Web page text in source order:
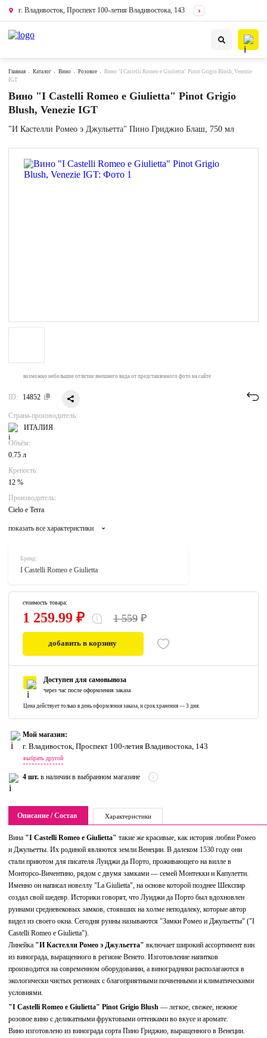
г. Владивосток, Проспект 100-летия Владивостока, 143
Главная Каталог Вино Розовое
Вино "I Castelli Romeo e Giulietta" Pinot Grigio Blush, Venezie
IGT
Вино "I Castelli Romeo e Giulietta" Pinot Grigio
Blush, Venezie IGT
"И Кастелли Ромео э Джульетта" Пино Гриджио Блаш, 750 мл
возможно небольшие отличие внешнего вида от представленного фото на сайте
ID: 14852
Страна-производитель:
ИТАЛИЯ
Объём:
0.75 л
Крепость:
12 %
Производитель:
Cielo e Terra
показать все характеристики
Бренд:
I Castelli Romeo e Giulietta
стоимость товара:
1 259.99 ₽ 1 559 ₽
добавить в корзину
0
Доступен для самовывоза
через час после оформления заказа
Цена действует только в день оформления заказа, и срок хранения — 3 дня.
Мой магазин:
г. Владивосток, Проспект 100-летия Владивостока, 143
выбрать другой
4 шт. в наличии в выбранном магазине
Описание / Состав Характеристики
Вина "I Castelli Romeo e Giulietta" такие же красивые, как история любви Ромео
и Джульетты. Их родиной являются земли Венеции. В далеком 1530 году они
стали приютом для писателя Луиджи да Порто, проживающего на вилле в
Монторсо-Вичентино, рядом с двумя замками — семей Монтекки и Капулетти.
Именно он написал новеллу "La Giulietta", на основе которой позднее Шекспир
создал свой шедевр. Историки говорят, что Луиджи да Порто был вдохновлен
руинами средневековых замков, стоявших на холме неподалеку, которые автор
видел из своего окна. Сегодня руины называются "Замки Ромео и Джульетты" ("I
Castelli Romeo e Giulietta").
Линейка "И Кастелли Ромео э Джульетта" включает широкий ассортимент вин
из винограда, выращенного в регионе Венето. Изготовление напитков
производится на современном оборудовании, а виноградники располагаются в
экологически чистых регионах с благоприятными почвенными и климатическими
условиями.
"I Castelli Romeo e Giulietta" Pinot Grigio Blush — легкое, свежее, нежное
розовое вино с деликатными фруктовыми оттенками во вкусе и аромате.
Вино изготовлено из винограда сорта Пино Гриджио, выращенного в Венеции.